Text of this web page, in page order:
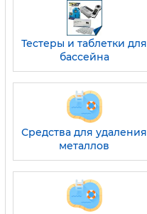
Тестеры и таблетки для
бассейна
Средства для удаления
металлов